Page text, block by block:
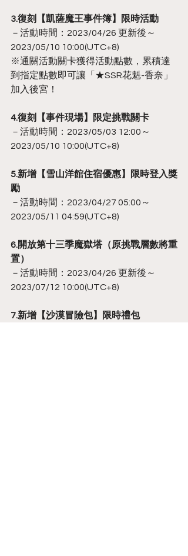
3.復刻【凱薩魔王事件簿】限時活動
－活動時間：2023/04/26 更新後～
2023/05/10 10:00(UTC+8)
※通關活動關卡獲得活動點數，累積達
到指定點數即可讓「★SSR花魁-香奈」
加入後宮！
4.復刻【事件現場】限定挑戰關卡
－活動時間：2023/05/03 12:00～
2023/05/10 10:00(UTC+8)
5.新增【雪山洋館住宿優惠】限時登入獎
勵
－活動時間：2023/04/27 05:00～
2023/05/11 04:59(UTC+8)
6.開放第十三季魔獄塔（原挑戰層數將重
置）
－活動時間：2023/04/26 更新後～
2023/07/12 10:00(UTC+8)
7.新增【沙漠冒險包】限時禮包